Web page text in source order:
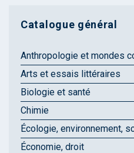
Catalogue général
Anthropologie et mondes
Arts et essais littéraires
Biologie et santé
Chimie
Écologie, environnement,
Économie, droit